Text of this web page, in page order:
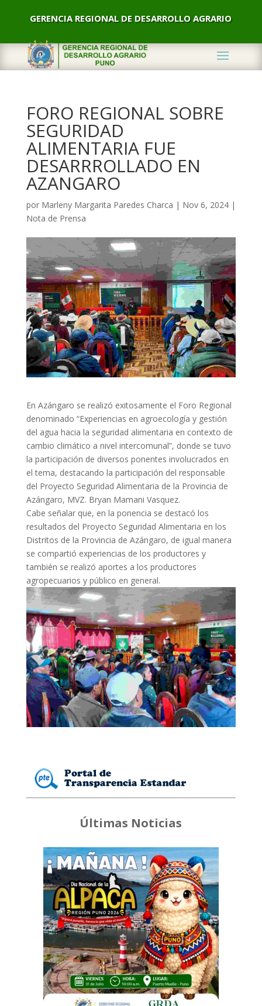
GERENCIA REGIONAL DE DESARROLLO AGRARIO
FORO REGIONAL SOBRE
SEGURIDAD
ALIMENTARIA FUE
DESARRROLLADO EN
AZANGARO
por Marleny Margarita Paredes Charca | Nov 6, 2024|
Nota de Prensa
En Azángaro se realizó exitosamente el Foro Regional
denominado “Experiencias en agroecología y gestión
del agua hacia la seguridad alimentaria en contexto de
cambio climático a nivel intercomunal”, donde se tuvo
la participación de diversos ponentes involucrados en
el tema, destacando la participación del responsable
del Proyecto Seguridad Alimentaria de la Provincia de
Azángaro, MVZ. Bryan Mamani Vasquez.
Cabe señalar que, en la ponencia se destacó los
resultados del Proyecto Seguridad Alimentaria en los
Distritos de la Provincia de Azángaro, de igual manera
se compartió experiencias de los productores y
también se realizó aportes a los productores
agropecuarios y público en general.
Últimas Noticias